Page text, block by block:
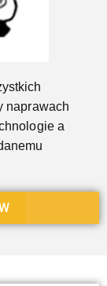
naprawach
a